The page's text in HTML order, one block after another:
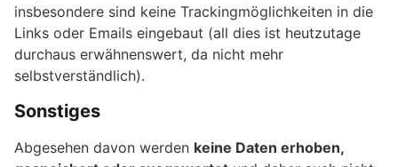
insbesondere sind keine Trackingmöglichkeiten in die
Links oder Emails eingebaut (all dies ist heutzutage
durchaus erwähnenswert, da nicht mehr
selbstverständlich).
Sonstiges
Abgesehen davon werden keine Daten erhoben,